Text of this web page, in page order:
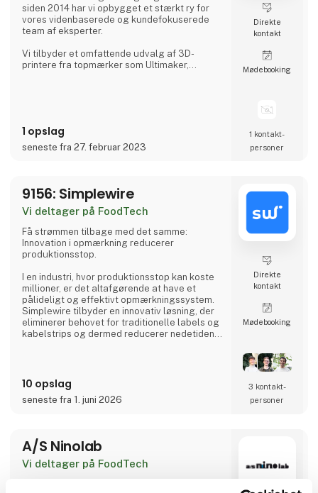
siden 2014 har vi opbygget et stærkt ry for
vores videnbaserede og kundefokuserede
team af eksperter.
Vi tilbyder et omfattende udvalg af 3D-
printere fra topmærker som Ultimaker,
til kunder over hele verden.
1 opslag
seneste fra 27. februar 2023
Direkte
kontakt
Møde­booking
1 kontakt­
personer
9156: Simplewire
Vi deltager på FoodTech
Få strømmen tilbage med det samme:
Innovation i opmærkning reducerer
produktionsstop.
I en industri, hvor produktionsstop kan koste
millioner, er det altafgørende at have et
pålideligt og effektivt opmærkningssystem.
Simplewire tilbyder en innovativ løsning, der
eliminerer behovet for traditionelle labels og
kabelstrips og dermed reducerer nedetiden i
Simplewires digitale opmærkningssystem
indlejrer et unikt ID i alle elektriske
10 opslag
seneste fra 1. juni 2026
Direkte
kontakt
Møde­booking
3 kontakt­
personer
A/S Ninolab
Vi deltager på FoodTech